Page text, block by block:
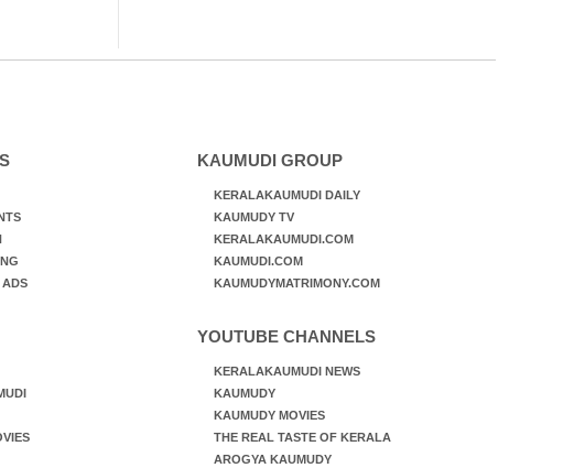
KAUMUDI GROUP
KERALAKAUMUDI DAILY
KAUMUDY TV
KERALAKAUMUDI.COM
KAUMUDI.COM
KAUMUDYMATRIMONY.COM
YOUTUBE CHANNELS
KERALAKAUMUDI NEWS
KAUMUDY
KAUMUDY MOVIES
THE REAL TASTE OF KERALA
AROGYA KAUMUDY